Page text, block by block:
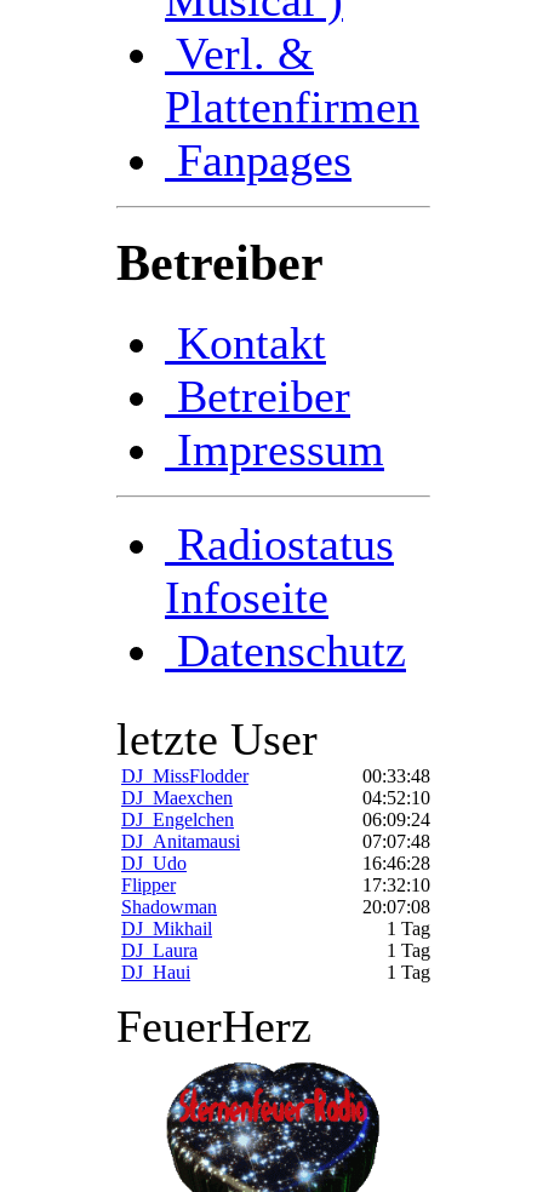
Verl. &
Plattenfirmen
Fanpages
Betreiber
Kontakt
Betreiber
Impressum
Radiostatus
Infoseite
Datenschutz
letzte User
DJ_MissFlodder
00:33:48
DJ_Maexchen
04:52:10
DJ_Engelchen
06:09:24
DJ_Anitamausi
07:07:48
DJ_Udo
16:46:28
Flipper
17:32:10
Shadowman
20:07:08
DJ_Mikhail
1 Tag
DJ_Laura
1 Tag
DJ_Haui
1 Tag
FeuerHerz